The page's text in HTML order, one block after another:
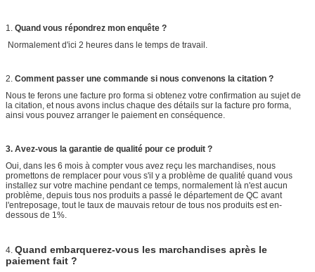
1. Quand vous répondrez mon enquête ?
Normalement d'ici 2 heures dans le temps de travail.
2. Comment passer une commande si nous convenons la citation ?
Nous te ferons une facture pro forma si obtenez votre confirmation au sujet de
la citation, et nous avons inclus chaque des détails sur la facture pro forma,
ainsi vous pouvez arranger le paiement en conséquence.
3. Avez-vous la garantie de qualité pour ce produit ?
Oui, dans les 6 mois à compter vous avez reçu les marchandises, nous
promettons de remplacer pour vous s'il y a problème de qualité quand vous
installez sur votre machine pendant ce temps, normalement là n'est aucun
problème, depuis tous nos produits a passé le département de QC avant
l'entreposage, tout le taux de mauvais retour de tous nos produits est en-
dessous de 1%.
4. Quand embarquerez-vous les marchandises après le
paiement fait ?